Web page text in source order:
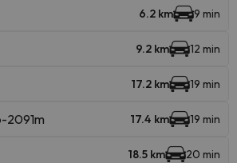
6.2 km 9 min
9.2 km 12 min
17.2 km 19 min
2091m 17.4 km 19 min
18.5 km 20 min